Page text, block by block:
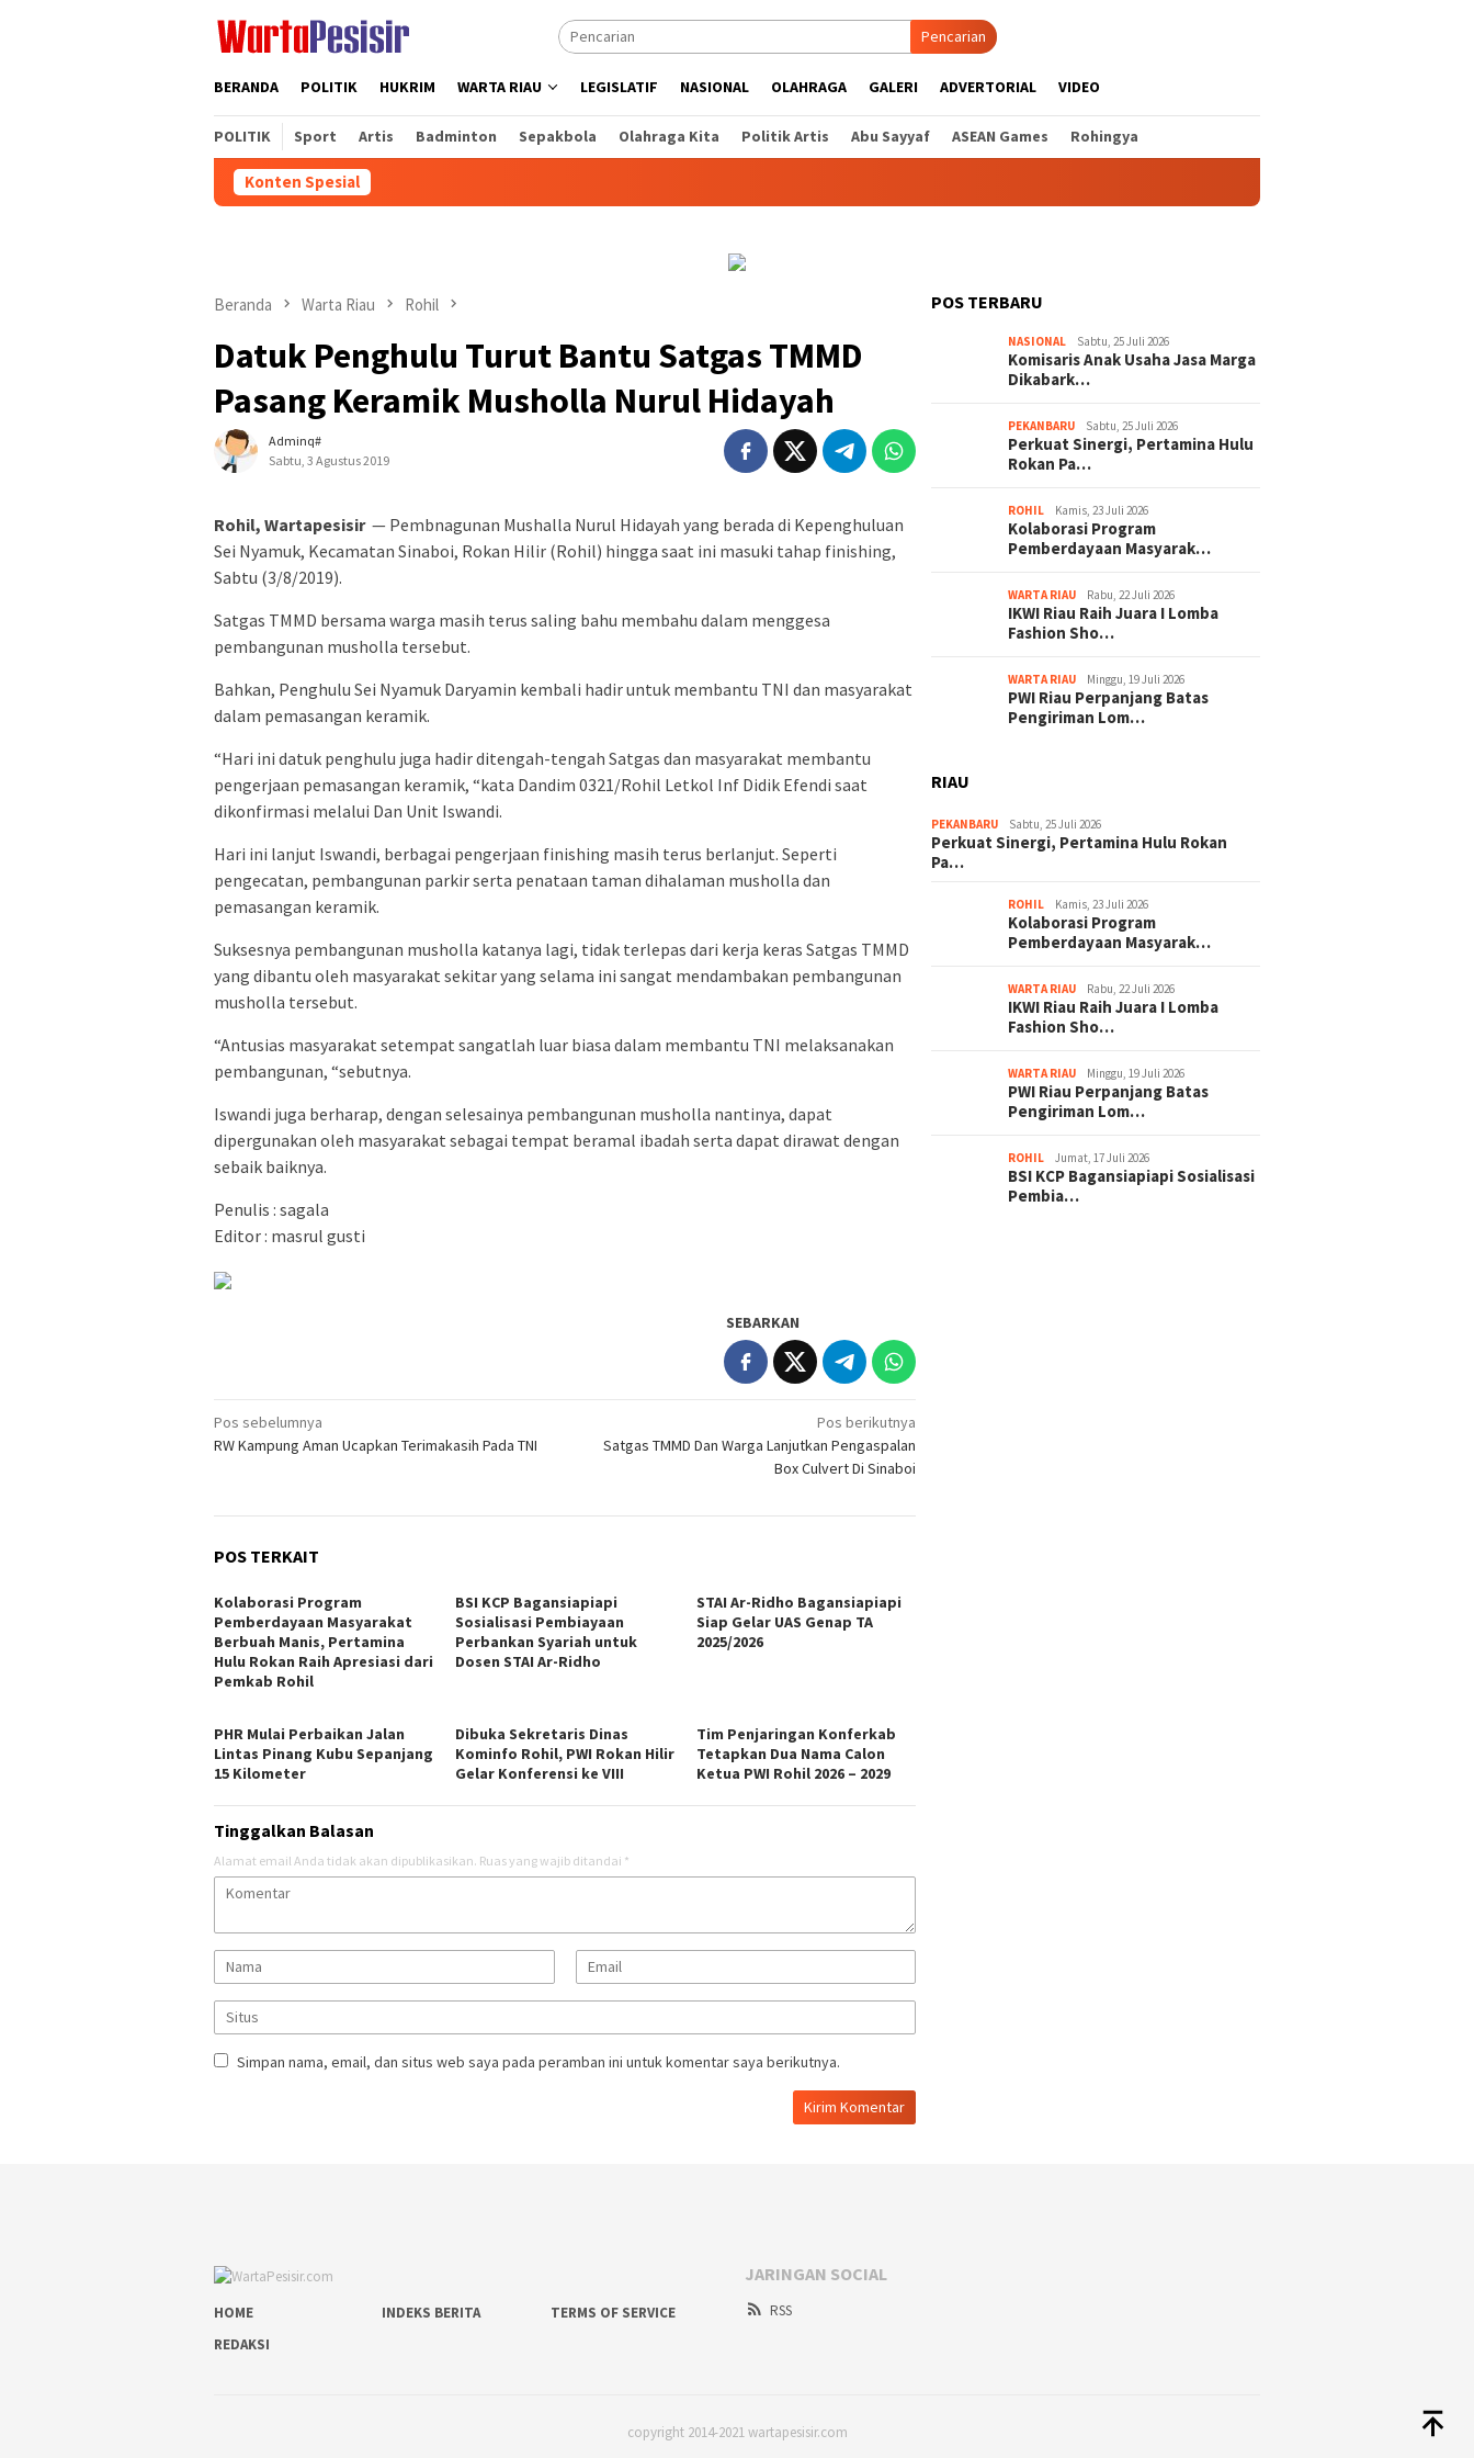
Pencarian
BERANDA POLITIK HUKRIM WARTA RIAU LEGISLATIF NASIONAL OLAHRAGA GALERI ADVERTORIAL VIDEO
POLITIK Sport Artis Badminton Sepakbola Olahraga Kita Politik Artis Abu Sayyaf ASEAN Games Rohingya
Konten Spesial
Beranda Warta Riau Rohil
Datuk Penghulu Turut Bantu Satgas TMMD
Pasang Keramik Musholla Nurul Hidayah
Adminq#
Sabtu, 3 Agustus 2019
Rohil, Wartapesisir— Pembnagunan Mushalla Nurul Hidayah yang berada di Kepenghuluan
Sei Nyamuk, Kecamatan Sinaboi, Rokan Hilir (Rohil) hingga saat ini masuki tahap finishing,
Sabtu (3/8/2019).
Satgas TMMD bersama warga masih terus saling bahu membahu dalam menggesa
pembangunan musholla tersebut.
Bahkan, Penghulu Sei Nyamuk Daryamin kembali hadir untuk membantu TNI dan masyarakat
dalam pemasangan keramik.
“Hari ini datuk penghulu juga hadir ditengah-tengah Satgas dan masyarakat membantu
pengerjaan pemasangan keramik, “kata Dandim 0321/Rohil Letkol Inf Didik Efendi saat
dikonfirmasi melalui Dan Unit Iswandi.
Hari ini lanjut Iswandi, berbagai pengerjaan finishing masih terus berlanjut. Seperti
pengecatan, pembangunan parkir serta penataan taman dihalaman musholla dan
pemasangan keramik.
Suksesnya pembangunan musholla katanya lagi, tidak terlepas dari kerja keras Satgas TMMD
yang dibantu oleh masyarakat sekitar yang selama ini sangat mendambakan pembangunan
musholla tersebut.
“Antusias masyarakat setempat sangatlah luar biasa dalam membantu TNI melaksanakan
pembangunan, “sebutnya.
Iswandi juga berharap, dengan selesainya pembangunan musholla nantinya, dapat
dipergunakan oleh masyarakat sebagai tempat beramal ibadah serta dapat dirawat dengan
sebaik baiknya.
Penulis : sagala
Editor : masrul gusti
SEBARKAN
Navigasi
pos
Pos sebelumnya
RW Kampung Aman Ucapkan Terimakasih Pada TNI
Pos berikutnya
Satgas TMMD Dan Warga Lanjutkan Pengaspalan
Box Culvert Di Sinaboi
POS TERKAIT
Kolaborasi Program
Pemberdayaan Masyarakat
Berbuah Manis, Pertamina
Hulu Rokan Raih Apresiasi dari
Pemkab Rohil
BSI KCP Bagansiapiapi
Sosialisasi Pembiayaan
Perbankan Syariah untuk
Dosen STAI Ar-Ridho
STAI Ar-Ridho Bagansiapiapi
Siap Gelar UAS Genap TA
2025/2026
PHR Mulai Perbaikan Jalan
Lintas Pinang Kubu Sepanjang
15 Kilometer
Dibuka Sekretaris Dinas
Kominfo Rohil, PWI Rokan Hilir
Gelar Konferensi ke VIII
Tim Penjaringan Konferkab
Tetapkan Dua Nama Calon
Ketua PWI Rohil 2026 – 2029
Tinggalkan Balasan
Alamat email Anda tidak akan dipublikasikan. Ruas yang wajib ditandai *
Simpan nama, email, dan situs web saya pada peramban ini untuk komentar saya berikutnya.
POS TERBARU
NASIONAL Sabtu, 25 Juli 2026
Komisaris Anak Usaha Jasa Marga
Dikabark…
PEKANBARU Sabtu, 25 Juli 2026
Perkuat Sinergi, Pertamina Hulu
Rokan Pa…
ROHIL Kamis, 23 Juli 2026
Kolaborasi Program
Pemberdayaan Masyarak…
WARTA RIAU Rabu, 22 Juli 2026
IKWI Riau Raih Juara I Lomba
Fashion Sho…
WARTA RIAU Minggu, 19 Juli 2026
PWI Riau Perpanjang Batas
Pengiriman Lom…
RIAU
PEKANBARU Sabtu, 25 Juli 2026
Perkuat Sinergi, Pertamina Hulu Rokan
Pa…
ROHIL Kamis, 23 Juli 2026
Kolaborasi Program
Pemberdayaan Masyarak…
WARTA RIAU Rabu, 22 Juli 2026
IKWI Riau Raih Juara I Lomba
Fashion Sho…
WARTA RIAU Minggu, 19 Juli 2026
PWI Riau Perpanjang Batas
Pengiriman Lom…
ROHIL Jumat, 17 Juli 2026
BSI KCP Bagansiapiapi Sosialisasi
Pembia…
HOME INDEKS BERITA
TERMS OF SERVICE
REDAKSI
JARINGAN SOCIAL
RSS
copyright 2014-2021 wartapesisir.com